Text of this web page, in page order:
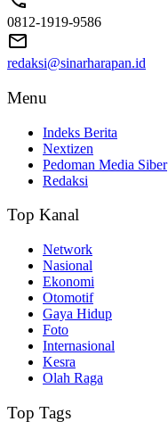
0812-1919-9586
redaksi@sinarharapan.id
Menu
Indeks Berita
Nextizen
Pedoman Media Siber
Redaksi
Top Kanal
Network
Nasional
Ekonomi
Otomotif
Gaya Hidup
Foto
Internasional
Kesra
Olah Raga
Top Tags